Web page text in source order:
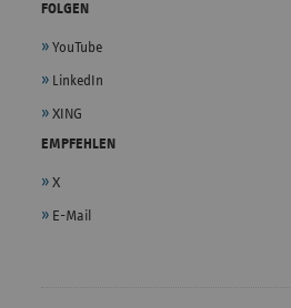
FOLGEN
YouTube
LinkedIn
XING
EMPFEHLEN
X
E-Mail